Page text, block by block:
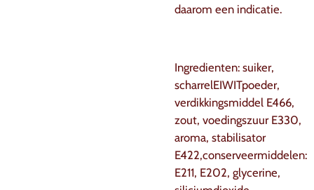
daarom een indicatie.
Ingredienten: suiker,
scharrelEIWITpoeder,
verdikkingsmiddel E466,
zout, voedingszuur E330,
aroma, stabilisator
E422,conserveermiddelen:
E211, E202, glycerine,